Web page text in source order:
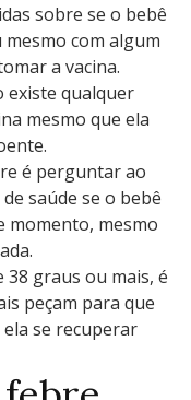
sobre se o bebê
com algum
a vacina.
existe qualquer
mesmo que ela
é perguntar ao
saúde se o bebê
momento, mesmo
38 graus ou mais, é
peçam para que
se recuperar